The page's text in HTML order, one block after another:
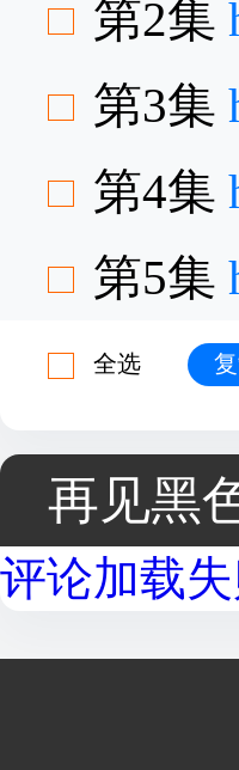
第2集
第3集
第4集
第5集
全选
再见黑
评论加载